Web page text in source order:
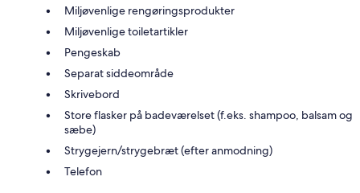
Miljøvenlige rengøringsprodukter
Miljøvenlige toiletartikler
Pengeskab
Separat siddeområde
Skrivebord
Store flasker på badeværelset (f.eks. shampoo, balsam og
sæbe)
Strygejern/strygebræt (efter anmodning)
Telefon